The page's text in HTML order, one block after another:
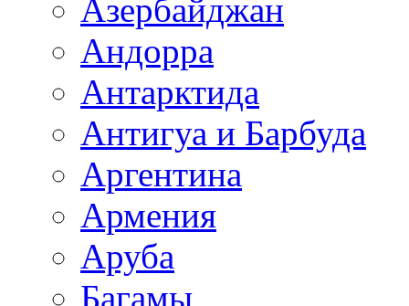
Азербайджан
Андорра
Антарктида
Антигуа и Барбуда
Аргентина
Армения
Аруба
Багамы